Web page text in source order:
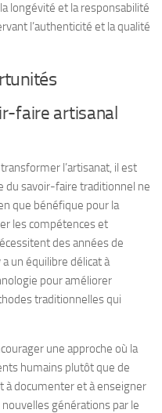
longévité et la responsabilité
l’authenticité et la qualité
faire artisanal
l’artisanat, il est
du savoir-faire traditionnel ne
que bénéfique pour la
les compétences et
des années de
un équilibre délicat à
pour améliorer
traditionnelles qui
une approche où la
humains plutôt que de
à documenter et à enseigner
générations par le